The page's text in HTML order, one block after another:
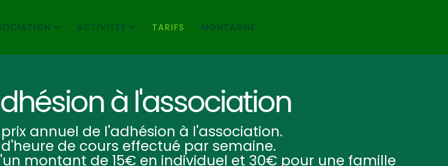
ACTIVITÉS TARIFS MONTAGNE
à l'association
annuel de l'adhésion à l'association.
de cours effectué par semaine.
montant de 15€ en individuel et 30€ pour une famille